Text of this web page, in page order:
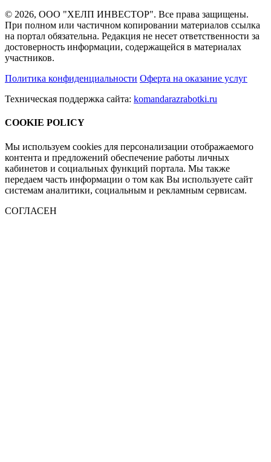
© 2026, ООО "ХЕЛП ИНВЕСТОР". Все права защищены.
При полном или частичном копировании материалов ссылка
на портал обязательна. Редакция не несет ответственности за
достоверность информации, содержащейся в материалах
участников.
Политика конфиденциальности Оферта на оказание услуг
Техническая поддержка сайта: komandarazrabotki.ru
COOKIE POLICY
Мы используем cookies для персонализации отображаемого
контента и предложений обеспечение работы личных
кабинетов и социальных функций портала. Мы также
передаем часть информации о том как Вы используете сайт
системам аналитики, социальным и рекламным сервисам.
СОГЛАСЕН